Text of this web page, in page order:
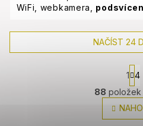
WiFi, webkamera,
O
v
á
NAČÍST 24
S
t
r
á
n
k
1 4
88 položek